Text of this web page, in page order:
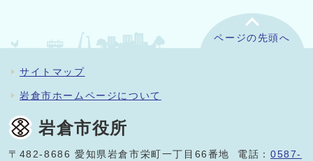
ページの先頭へ
サイトマップ
岩倉市ホームページについて
岩倉市役所
〒482-8686 愛知県岩倉市栄町一丁目66番地 電話：0587-